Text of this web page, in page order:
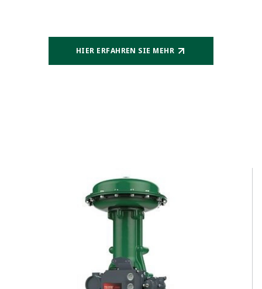
HIER ERFAHREN SIE MEHR